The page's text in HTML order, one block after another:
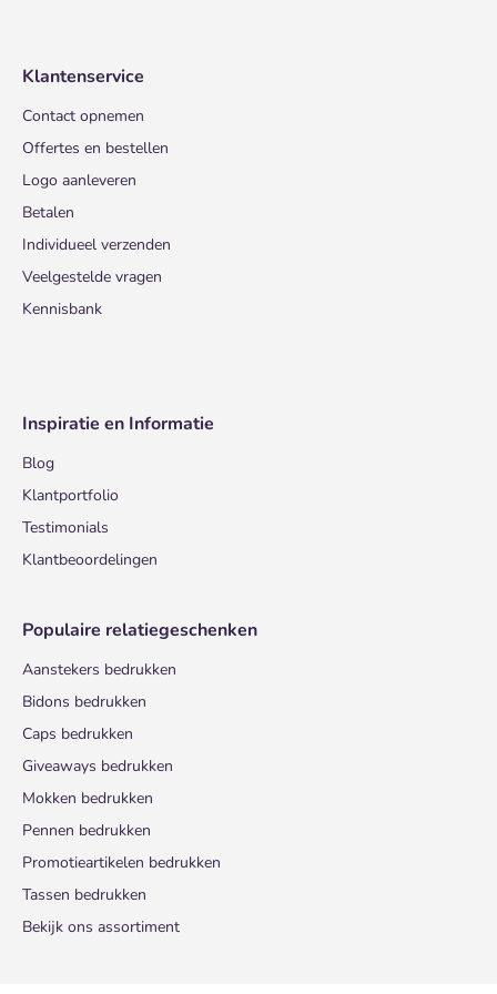
Klantenservice
Contact opnemen
Offertes en bestellen
Logo aanleveren
Betalen
Individueel verzenden
Veelgestelde vragen
Kennisbank
Inspiratie en Informatie
Blog
Klantportfolio
Testimonials
Klantbeoordelingen
Populaire relatiegeschenken
Aanstekers bedrukken
Bidons bedrukken
Caps bedrukken
Giveaways bedrukken
Mokken bedrukken
Pennen bedrukken
Promotieartikelen bedrukken
Tassen bedrukken
Bekijk ons assortiment